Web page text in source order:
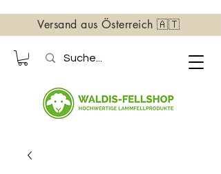
Versand aus Österreich 🇦🇹